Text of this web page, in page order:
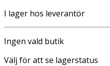
I lager hos leverantör
Ingen vald butik
Välj för att se lagerstatus